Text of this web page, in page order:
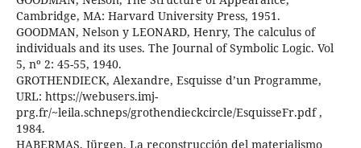
Cambridge, MA: Harvard University Press, 1951.
GOODMAN, Nelson y LEONARD, Henry, The calculus of
individuals and its uses. The Journal of Symbolic Logic. Vol
5, nº 2: 45-55, 1940.
GROTHENDIECK, Alexandre, Esquisse d’un Programme,
URL: https://webusers.imj-
prg.fr/~leila.schneps/grothendieckcircle/EsquisseFr.pdf ,
1984.
HABERMAS, Jürgen, La reconstrucción del materialismo